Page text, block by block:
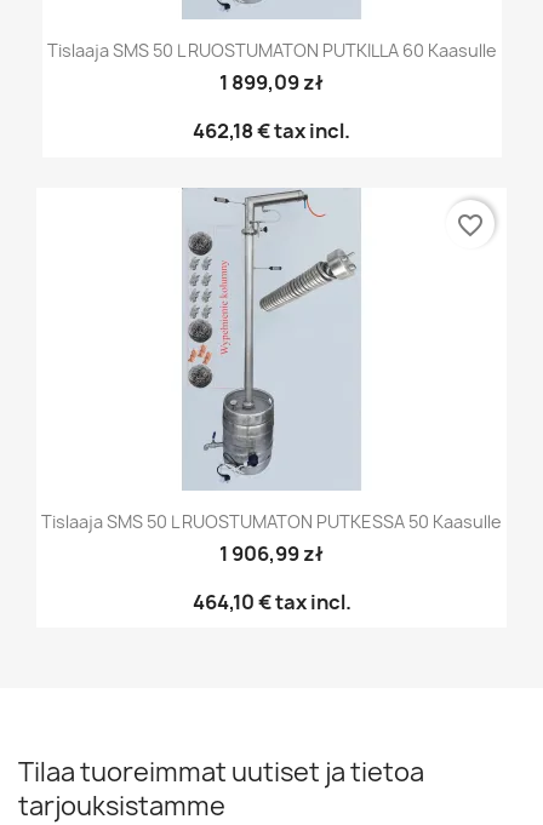
Tislaaja SMS 50 L RUOSTUMATON PUTKILLA 60 Kaasulle
1 899,09 zł
462,18 €tax incl.
Tislaaja SMS 50 L RUOSTUMATON PUTKESSA 50 Kaasulle
1 906,99 zł
464,10 €tax incl.
favorite_border
Tilaa tuoreimmat uutiset ja tietoa
tarjouksistamme